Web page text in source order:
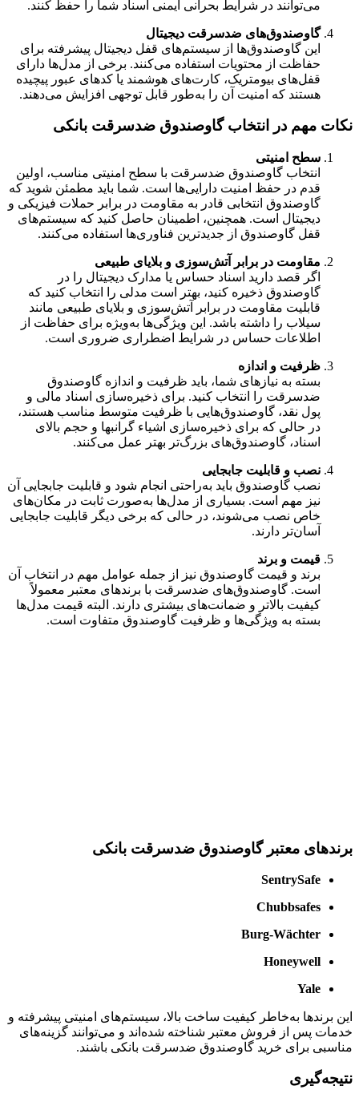
می‌توانند در شرایط بحرانی ایمنی اسناد شما را حفظ کنند.
گاوصندوق‌های ضدسرقت دیجیتال
این گاوصندوق‌ها از سیستم‌های قفل دیجیتال پیشرفته برای
حفاظت از محتویات استفاده می‌کنند. برخی از مدل‌ها دارای
قفل‌های بیومتریک، کارت‌های هوشمند یا کدهای عبور پیچیده
هستند که امنیت آن را به‌طور قابل توجهی افزایش می‌دهند.
نکات مهم در انتخاب گاوصندوق ضدسرقت بانکی
سطح امنیتی
انتخاب گاوصندوق ضدسرقت با سطح امنیتی مناسب، اولین
قدم در حفظ امنیت دارایی‌ها است. شما باید مطمئن شوید که
گاوصندوق انتخابی قادر به مقاومت در برابر حملات فیزیکی و
دیجیتال است. همچنین، اطمینان حاصل کنید که سیستم‌های
قفل گاوصندوق از جدیدترین فناوری‌ها استفاده می‌کنند.
مقاومت در برابر آتش‌سوزی و بلایای طبیعی
اگر قصد دارید اسناد حساس یا مدارک دیجیتال را در
گاوصندوق ذخیره کنید، بهتر است مدلی را انتخاب کنید که
قابلیت مقاومت در برابر آتش‌سوزی و بلایای طبیعی مانند
سیلاب را داشته باشد. این ویژگی‌ها به‌ویژه برای حفاظت از
اطلاعات حساس در شرایط اضطراری ضروری است.
ظرفیت و اندازه
بسته به نیازهای شما، باید ظرفیت و اندازه گاوصندوق
ضدسرقت را انتخاب کنید. برای ذخیره‌سازی اسناد مالی و
پول نقد، گاوصندوق‌هایی با ظرفیت متوسط مناسب هستند،
در حالی که برای ذخیره‌سازی اشیاء گرانبها و حجم بالای
اسناد، گاوصندوق‌های بزرگ‌تر بهتر عمل می‌کنند.
نصب و قابلیت جابجایی
نصب گاوصندوق باید به‌راحتی انجام شود و قابلیت جابجایی آن
نیز مهم است. بسیاری از مدل‌ها به‌صورت ثابت در مکان‌های
خاص نصب می‌شوند، در حالی که برخی دیگر قابلیت جابجایی
آسان‌تر دارند.
قیمت و برند
برند و قیمت گاوصندوق نیز از جمله عوامل مهم در انتخاب آن
است. گاوصندوق‌های ضدسرقت با برندهای معتبر معمولاً
کیفیت بالاتر و ضمانت‌های بیشتری دارند. البته قیمت مدل‌ها
بسته به ویژگی‌ها و ظرفیت گاوصندوق متفاوت است.
برندهای معتبر گاوصندوق ضدسرقت بانکی
SentrySafe
Chubbsafes
Burg-Wächter
Honeywell
Yale
این برندها به‌خاطر کیفیت ساخت بالا، سیستم‌های امنیتی پیشرفته و
خدمات پس از فروش معتبر شناخته شده‌اند و می‌توانند گزینه‌های
مناسبی برای خرید گاوصندوق ضدسرقت بانکی باشند.
نتیجه‌گیری